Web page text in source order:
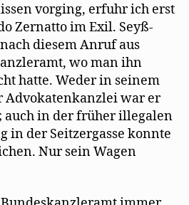
vorging, erfuhr ich erst
Zernatto im Exil. Seyß-
diesem Anruf aus
wo man ihn
hatte. Weder in seinem
Advokatenkanzlei war er
auch in der früher illegalen
in der Seitzergasse konnte
Nur sein Wagen